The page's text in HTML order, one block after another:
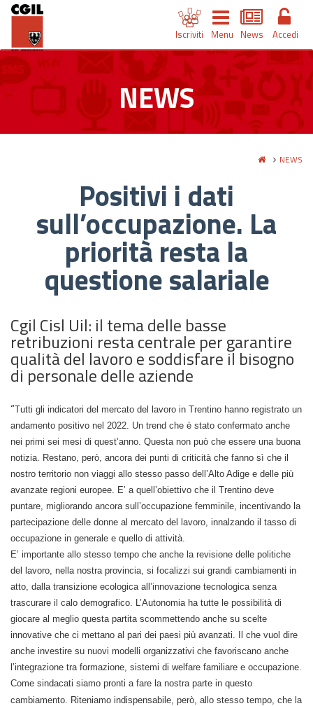
Iscriviti Menu News Accedi
NEWS
NEWS
Positivi i dati
sull’occupazione. La
priorità resta la
questione salariale
Cgil Cisl Uil: il tema delle basse
retribuzioni resta centrale per garantire
qualità del lavoro e soddisfare il bisogno
di personale delle aziende
“Tutti gli indicatori del mercato del lavoro in Trentino hanno registrato un
andamento positivo nel 2022. Un trend che è stato confermato anche
nei primi sei mesi di quest’anno. Questa non può che essere una buona
notizia. Restano, però, ancora dei punti di criticità che fanno sì che il
nostro territorio non viaggi allo stesso passo dell’Alto Adige e delle più
avanzate regioni europee. E’ a quell’obiettivo che il Trentino deve
puntare, migliorando ancora sull’occupazione femminile, incentivando la
partecipazione delle donne al mercato del lavoro, innalzando il tasso di
occupazione in generale e quello di attività.
E’ importante allo stesso tempo che anche la revisione delle politiche
del lavoro, nella nostra provincia, si focalizzi sui grandi cambiamenti in
atto, dalla transizione ecologica all’innovazione tecnologica senza
trascurare il calo demografico. L’Autonomia ha tutte le possibilità di
giocare al meglio questa partita scommettendo anche su scelte
innovative che ci mettano al pari dei paesi più avanzati. Il che vuol dire
anche investire su nuovi modelli organizzativi che favoriscano anche
l’integrazione tra formazione, sistemi di welfare familiare e occupazione.
Come sindacati siamo pronti a fare la nostra parte in questo
cambiamento. Riteniamo indispensabile, però, allo stesso tempo, che la